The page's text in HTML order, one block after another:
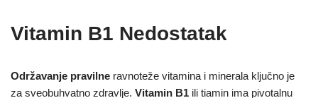
Vitamin B1 Nedostatak
Održavanje pravilne ravnoteže vitamina i minerala ključno je
za sveobuhvatno zdravlje. Vitamin B1 ili tiamin ima pivotalnu